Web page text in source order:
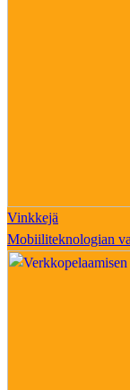
Vinkkejä
Mobiiliteknologian